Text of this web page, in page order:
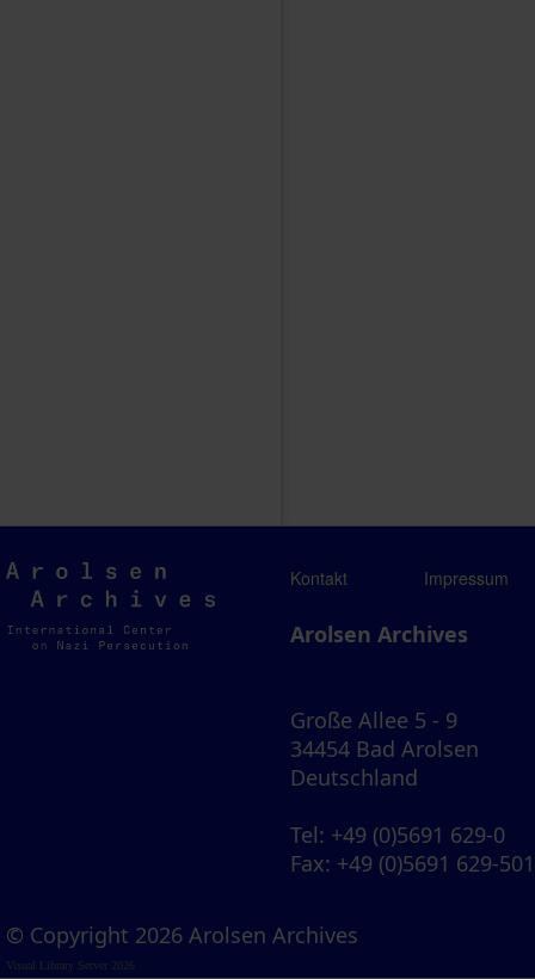
Arolsen
Archives
Kontakt Impressum
Arolsen Archives
Große Allee 5 - 9
34454 Bad Arolsen
Deutschland
Tel: +49 (0)5691 629-0
Fax: +49 (0)5691 629-501
© Copyright 2026 Arolsen Archives
Visual Library Server 2026